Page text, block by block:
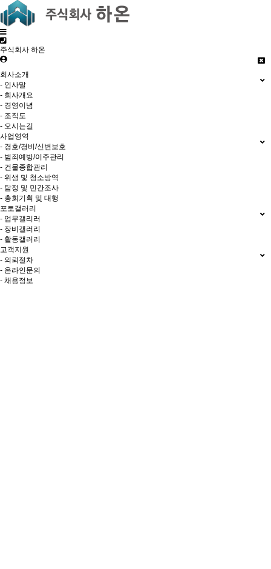
주식회사 하온
회사소개
- 인사말
- 회사개요
- 경영이념
- 조직도
- 오시는길
사업영역
- 경호/경비/신변보호
- 범죄예방/이주관리
- 건물종합관리
- 위생 및 청소방역
- 탐정 및 민간조사
- 총회기획 및 대행
포토갤러리
- 업무갤리러
- 장비갤러리
- 활동갤러리
고객지원
- 의뢰절차
- 온라인문의
- 채용정보